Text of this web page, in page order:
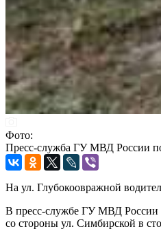
Фото:
Пресс-служба ГУ МВД России
На ул. Глубокоовражной
В пресс-службе ГУ МВД России
со стороны ул. Симбирской в